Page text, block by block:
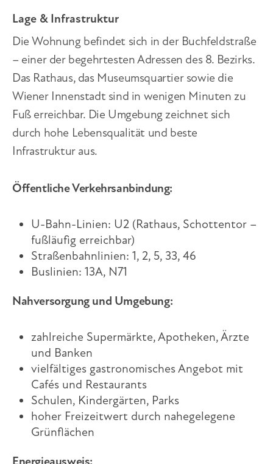
Lage & Infrastruktur
Die Wohnung befindet sich in der Buchfeldstraße
– einer der begehrtesten Adressen des 8. Bezirks.
Das Rathaus, das Museumsquartier sowie die
Wiener Innenstadt sind in wenigen Minuten zu
Fuß erreichbar. Die Umgebung zeichnet sich
durch hohe Lebensqualität und beste
Infrastruktur aus.
Öffentliche Verkehrsanbindung:
U-Bahn-Linien: U2 (Rathaus, Schottentor –
fußläufig erreichbar)
Straßenbahnlinien: 1, 2, 5, 33, 46
Buslinien: 13A, N71
Nahversorgung und Umgebung:
zahlreiche Supermärkte, Apotheken, Ärzte
und Banken
vielfältiges gastronomisches Angebot mit
Cafés und Restaurants
Schulen, Kindergärten, Parks
hoher Freizeitwert durch nahegelegene
Grünflächen